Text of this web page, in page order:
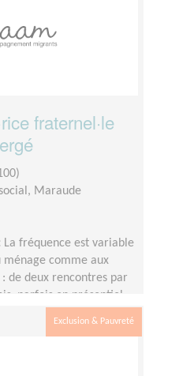
fraternel·le
Maraude
La fréquence est variable
ménage comme aux
de deux rencontres par
parfois en présentiel,
Exclusion & Pauvreté